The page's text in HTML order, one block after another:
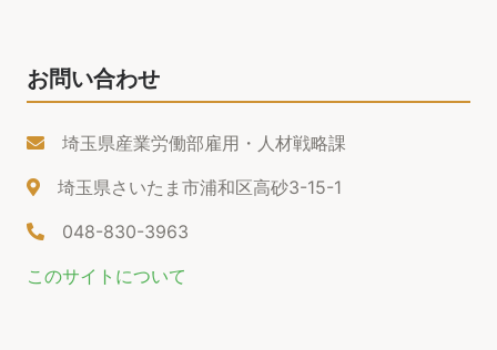
お問い合わせ
埼玉県産業労働部雇用・人材戦略課
埼玉県さいたま市浦和区高砂3-15-1
048-830-3963
このサイトについて